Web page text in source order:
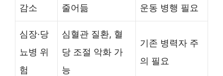
감소
줄어듦
운동 병행 필요
심장·당
뇨병 위
험
심혈관 질환, 혈
당 조절 악화 가
능
기존 병력자 주
의 필요